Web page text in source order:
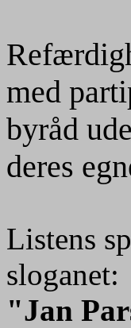
med
byråd
deres
Listens
sloganet:
"Jan